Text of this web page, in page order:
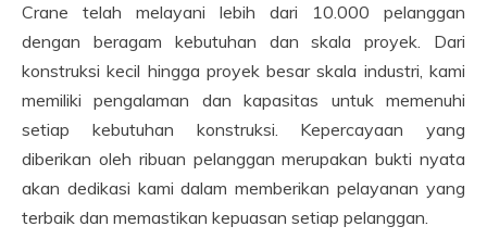
Crane telah melayani lebih dari 10.000 pelanggan
dengan beragam kebutuhan dan skala proyek. Dari
konstruksi kecil hingga proyek besar skala industri, kami
memiliki pengalaman dan kapasitas untuk memenuhi
setiap kebutuhan konstruksi. Kepercayaan yang
diberikan oleh ribuan pelanggan merupakan bukti nyata
akan dedikasi kami dalam memberikan pelayanan yang
terbaik dan memastikan kepuasan setiap pelanggan.